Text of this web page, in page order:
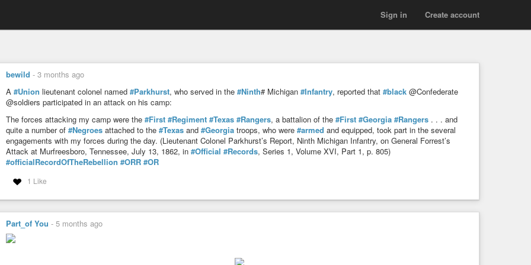
Create account
Sign in
bewild - 3 months ago
A #Union lieutenant colonel named #Parkhurst, who served in the #Ninth# Michigan #Infantry, reported that #black @Confederate
@soldiers participated in an attack on his camp:
The forces attacking my camp were the #First #Regiment #Texas #Rangers, a battalion of the #First #Georgia #Rangers . . . and
quite a number of #Negroes attached to the #Texas and #Georgia troops, who were #armed and equipped, took part in the several
engagements with my forces during the day. (Lieutenant Colonel Parkhurst’s Report, Ninth Michigan Infantry, on General Forrest’s
Attack at Murfreesboro, Tennessee, July 13, 1862, in #Official #Records, Series 1, Volume XVI, Part 1, p. 805)
#officialRecordOfTheRebellion #ORR #OR
1 Like
Part_of You - 5 months ago